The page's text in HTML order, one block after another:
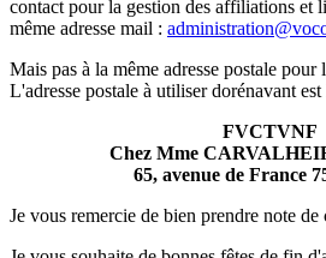
contact pour la gestion des affiliations et
même adresse mail :
Mais pas à la même adresse postale
L'adresse postale à utiliser dorénavant
FVCTVNF
Chez Mme
65, avenue de France
Je vous remercie de bien prendre note